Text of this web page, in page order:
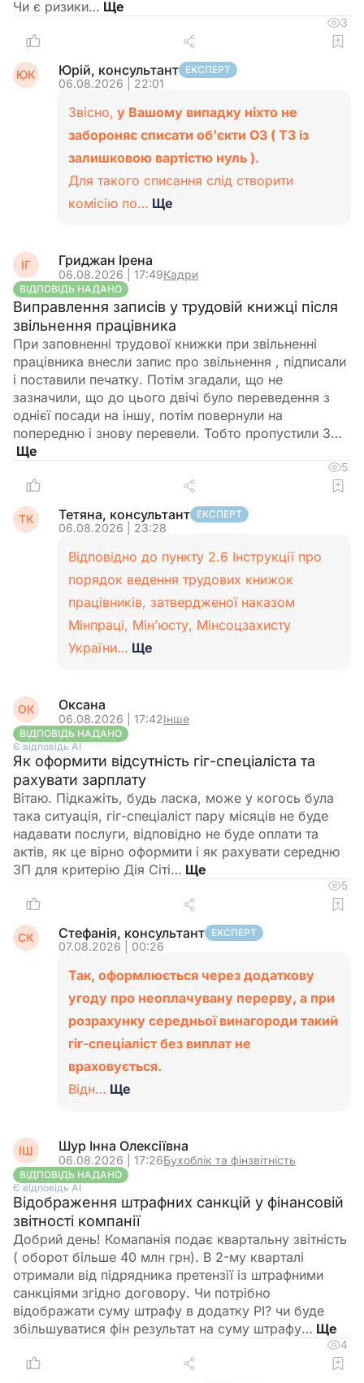
Чи є ризики…
3
ЮК Юрій, консультант ЕКСПЕРТ
06.08.2026 | 22:01
Звісно, у Вашому випадку ніхто не
забороняє списати об’єкти ОЗ ( ТЗ із
залишковою вартістю нуль ).
Для такого списання слід створити
комісію по… Ще
ІГ Гриджан Ірена
06.08.2026 | 17:49Кадри
ВІДПОВІДЬ НАДАНО
Виправлення записів у трудовій книжці після
звільнення працівника
При заповненні трудової книжки при звільненні
працівника внесли запис про звільнення , підписали
і поставили печатку. Потім згадали, що не
зазначили, що до цього двічі було переведення з
однієї посади на іншу, потім повернули на
попередню і знову перевели. Тобто пропустили 3…
5
ТК Тетяна, консультант ЕКСПЕРТ
06.08.2026 | 23:28
Відповідно до пункту 2.6 Інструкції про
порядок ведення трудових книжок
працівників, затвердженої наказом
Мінпраці, Мін’юсту, Мінсоцзахисту
України… Ще
ОК Оксана
06.08.2026 | 17:42Інше
ВІДПОВІДЬ НАДАНО
Є відповідь АІ
Як оформити відсутність гіг-спеціаліста та
рахувати зарплату
Вітаю. Підкажіть, будь ласка, може у когось була
така ситуація, гіг-спеціаліст пару місяців не буде
надавати послуги, відповідно не буде оплати та
актів, як це вірно оформити і як рахувати середню
ЗП для критерію Дія Сіті…
5
СК Стефанія, консультант ЕКСПЕРТ
07.08.2026 | 00:26
Так, оформлюється через додаткову
угоду про неоплачувану перерву, а при
розрахунку середньої винагороди такий
гіг-спеціаліст без виплат не
враховується.
Відн… Ще
ІШ Шур Інна Олексіївна
06.08.2026 | 17:26Бухоблік та фінзвітність
ВІДПОВІДЬ НАДАНО
Є відповідь АІ
Відображення штрафних санкцій у фінансовій
звітності компанії
Добрий день! Комапанія подає квартальну звітність
( оборот більше 40 млн грн). В 2-му кварталі
отримали від підрядника претензії із штрафними
санкціями згідно договору. Чи потрібно
відображати суму штрафу в додатку РІ? чи буде
збільшуватися фін результат на суму штрафу…
4